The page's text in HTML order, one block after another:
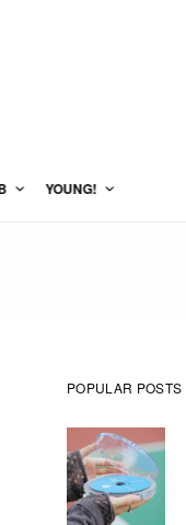
YOUNG!
POPULAR POSTS